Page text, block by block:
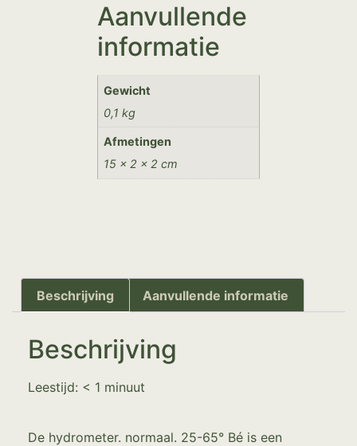
Aanvullende
informatie
Gewicht
0,1 kg
Afmetingen
15 × 2 × 2 cm
Beschrijving Aanvullende informatie
Beschrijving
Leestijd: < 1 minuut
De hydrometer. normaal. 25-65° Bé is een